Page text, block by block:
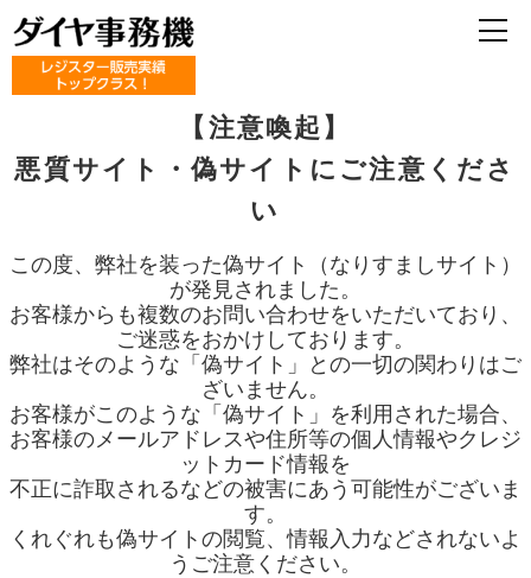
【注意喚起】
悪質サイト・偽サイトにご注意くださ
い
この度、弊社を装った偽サイト（なりすましサイト）
が発見されました。
お客様からも複数のお問い合わせをいただいており、
ご迷惑をおかけしております。
弊社はそのような「偽サイト」との一切の関わりはご
ざいません。
お客様がこのような「偽サイト」を利用された場合、
お客様のメールアドレスや住所等の個人情報やクレジ
ットカード情報を
不正に詐取されるなどの被害にあう可能性がございま
す。
くれぐれも偽サイトの閲覧、情報入力などされないよ
うご注意ください。